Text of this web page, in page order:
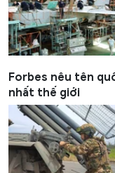
Forbes nêu tên
nhất thế giới